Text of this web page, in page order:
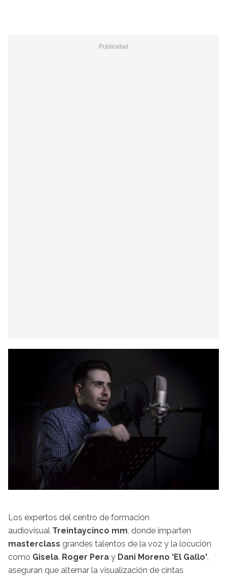
Los expertos del centro de formación
audiovisual Treintaycinco mm, donde imparten
masterclass grandes talentos de la voz y la locución
como Gisela, Roger Pera y Dani Moreno 'El Gallo',
aseguran que alternar la visualización de cintas